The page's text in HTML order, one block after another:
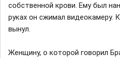
собственной крови. Ему был
руках он сжимал видеокамеру.
вынул.
Женщину, о которой говорил